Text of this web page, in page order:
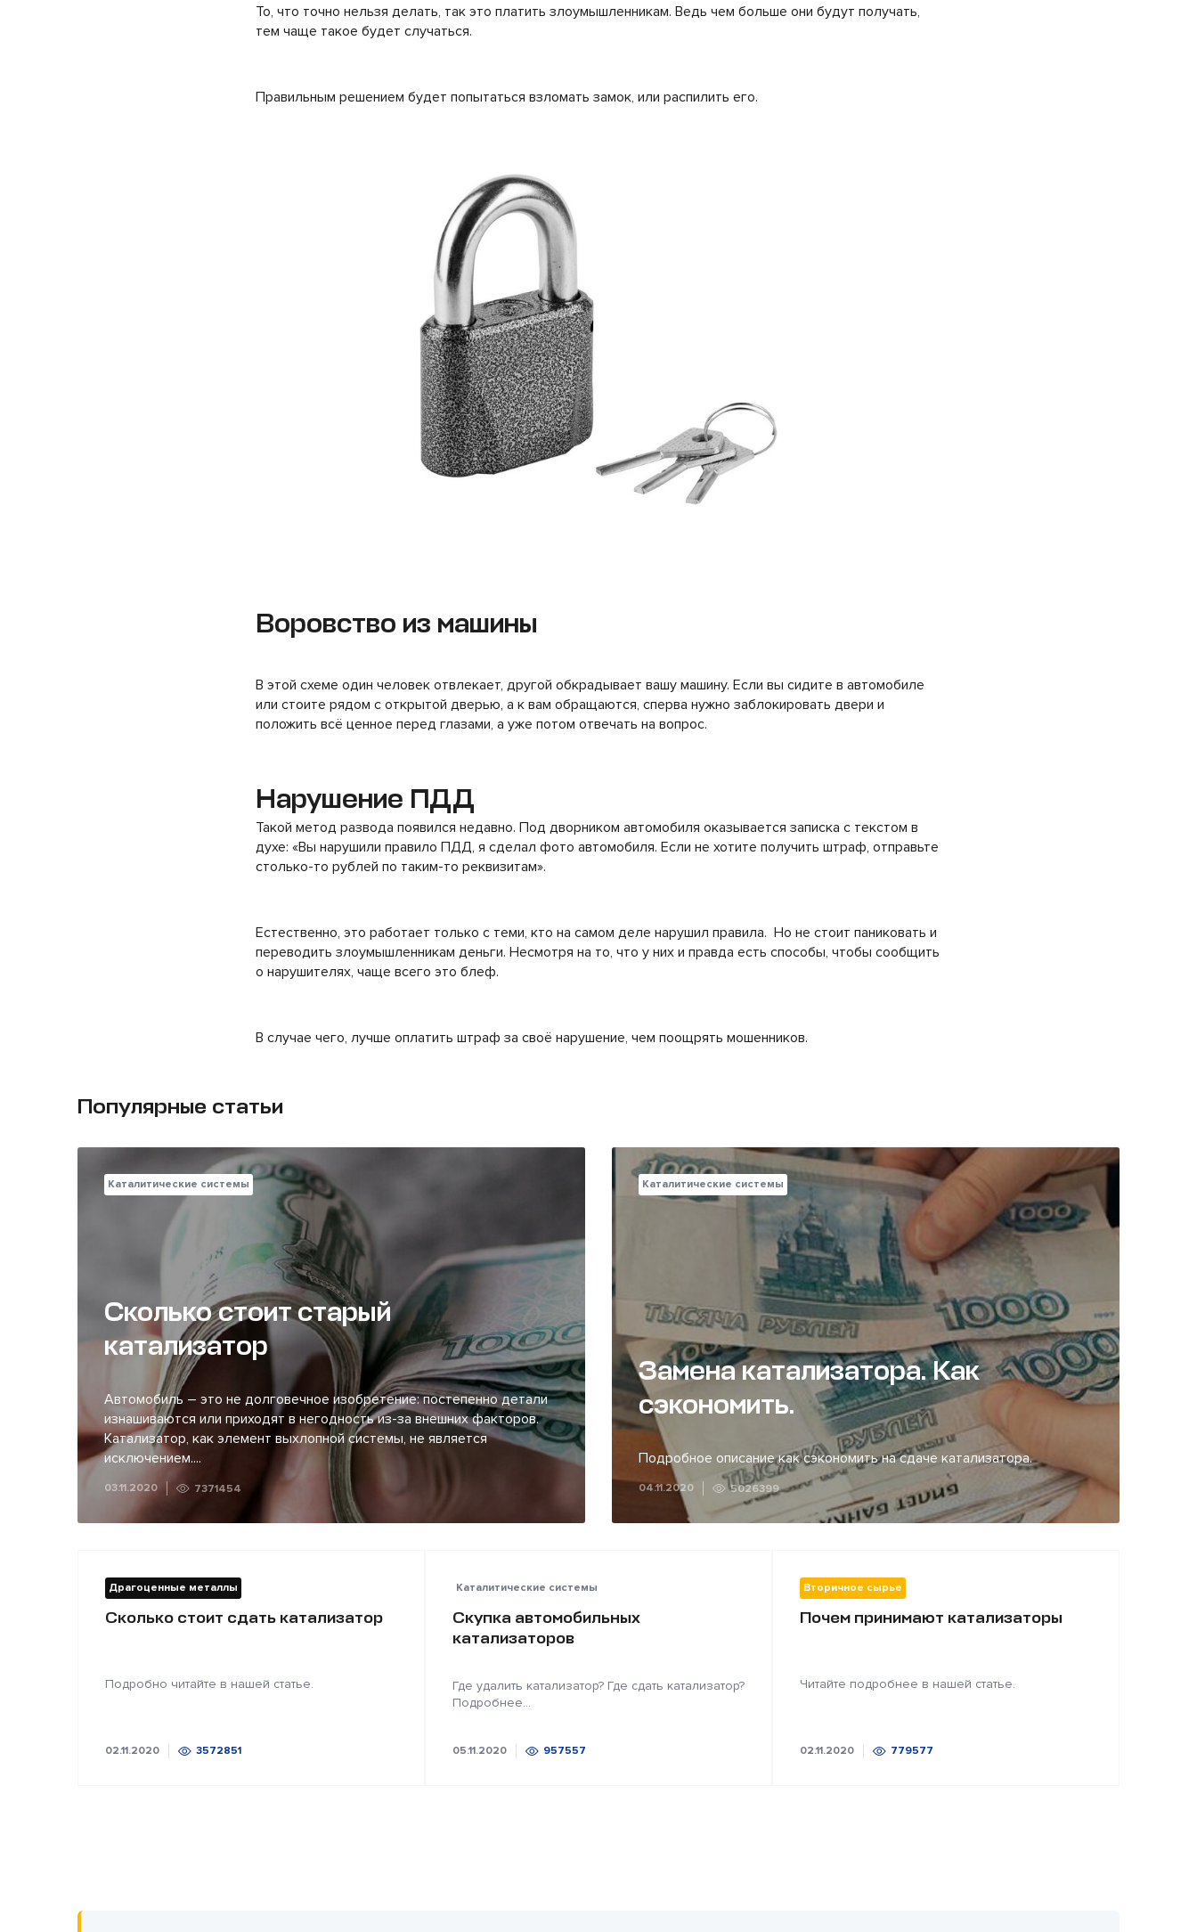
То, что точно нельзя делать, так это платить злоумышленникам. Ведь чем больше они будут получать,
тем чаще такое будет случаться.
Правильным решением будет попытаться взломать замок, или распилить его.
Воровство из машины
В этой схеме один человек отвлекает, другой обкрадывает вашу машину. Если вы сидите в автомобиле
или стоите рядом с открытой дверью, а к вам обращаются, сперва нужно заблокировать двери и
положить всё ценное перед глазами, а уже потом отвечать на вопрос.
Нарушение ПДД
Такой метод развода появился недавно. Под дворником автомобиля оказывается записка с текстом в
духе: «Вы нарушили правило ПДД, я сделал фото автомобиля. Если не хотите получить штраф, отправьте
столько-то рублей по таким-то реквизитам».
Естественно, это работает только с теми, кто на самом деле нарушил правила. Но не стоит паниковать и
переводить злоумышленникам деньги. Несмотря на то, что у них и правда есть способы, чтобы сообщить
о нарушителях, чаще всего это блеф.
В случае чего, лучше оплатить штраф за своё нарушение, чем поощрять мошенников.
Популярные статьи
Каталитические системы
Сколько стоит старый
катализатор
Автомобиль – это не долговечное изобретение: постепенно детали
изнашиваются или приходят в негодность из-за внешних факторов.
Катализатор, как элемент выхлопной системы, не является
исключением....
03.11.2020 7371454
Каталитические системы
Замена катализатора. Как
сэкономить.
Подробное описание как сэкономить на сдаче катализатора.
04.11.2020 5026399
Драгоценные металлы
Сколько стоит сдать катализатор
Подробно читайте в нашей статье.
02.11.2020 3572851
Каталитические системы
Скупка автомобильных
катализаторов
Где удалить катализатор? Где сдать катализатор?
Подробнее...
05.11.2020 957557
Вторичное сырье
Почем принимают катализаторы
Читайте подробнее в нашей статье.
02.11.2020 779577